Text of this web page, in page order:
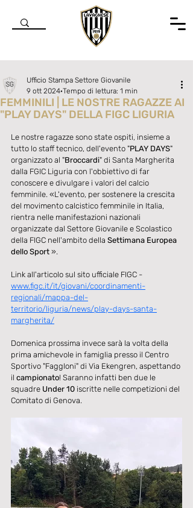
FEMMINILI | LE NOSTRE RAGAZZE AI
"PLAY DAYS" DELLA FIGC LIGURIA
Ufficio Stampa Settore Giovanile
9 ott 2024 Tempo di lettura: 1 min
Le nostre ragazze sono state ospiti, insieme a
tutto lo staff tecnico, dell'evento "PLAY DAYS"
organizzato al "Broccardi" di Santa Margherita
dalla FGIC Liguria con l'obbiettivo di far
conoscere e divulgare i valori del calcio
femminile. «L'evento, per sostenere la crescita
del movimento calcistico femminile in Italia,
rientra nelle manifestazioni nazionali
organizzate dal Settore Giovanile e Scolastico
della FIGC nell'ambito della Settimana Europea
dello Sport ».
Link all'articolo sul sito ufficiale FIGC -
www.figc.it/it/giovani/coordinamenti-
regionali/mappa-del-
territorio/liguria/news/play-days-santa-
margherita/
Domenica prossima invece sarà la volta della
prima amichevole in famiglia presso il Centro
Sportivo "FaggIoni" di Via Ekengren, aspettando
il campionato! Saranno infatti ben due le
squadre Under 10 iscritte nelle competizioni del
Comitato di Genova.